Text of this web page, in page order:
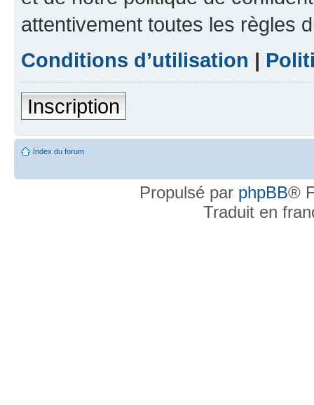
attentivement toutes les règles
Conditions d’utilisation |
Inscription
Index du forum
Propulsé par phpBB®
Traduit en